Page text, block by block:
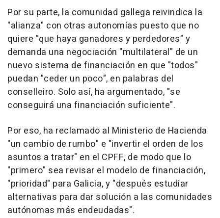
Por su parte, la comunidad gallega reivindica la
"alianza" con otras autonomías puesto que no
quiere "que haya ganadores y perdedores" y
demanda una negociación "multilateral" de un
nuevo sistema de financiación en que "todos"
puedan "ceder un poco", en palabras del
conselleiro. Solo así, ha argumentado, "se
conseguirá una financiación suficiente".
Por eso, ha reclamado al Ministerio de Hacienda
"un cambio de rumbo" e "invertir el orden de los
asuntos a tratar" en el CPFF, de modo que lo
"primero" sea revisar el modelo de financiación,
"prioridad" para Galicia, y "después estudiar
alternativas para dar solución a las comunidades
autónomas más endeudadas".